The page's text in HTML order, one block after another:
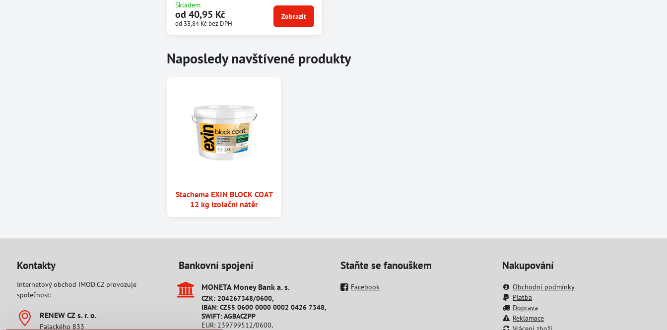
Skladem
od 40,95 Kč
od 33,84 Kč bez DPH
Zobrazit
Naposledy navštívené produkty
Stachema EXIN BLOCK COAT
12 kg izolační nátěr
Kontakty
Internetový obchod IMOD.CZ provozuje
společnost:
RENEW CZ s​. r​. o​.
Palackého 833
Bankovní spojení
MONETA Money Bank a​. s​.
CZK: 204267348/0600,
IBAN: CZ55 0600 0000 0002 0426 7348,
SWIFT: AGBACZPP
EUR: 239799512/0600,
Staňte se fanouškem
Facebook
Nakupování
Obchodní podmínky
Platba
Doprava
Reklamace